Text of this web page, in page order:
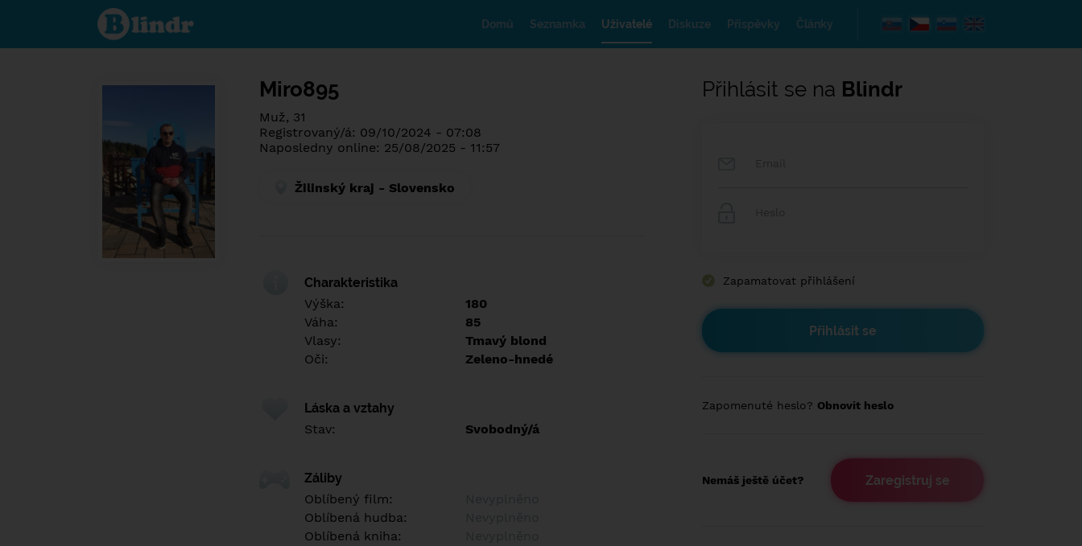
Poznej co je
pod maskou.
Seznamovací
Domů Seznamka Uživatelé Diskuze Příspěvky Články
Miro895
Muž, 31
Registrovaný/á: 09/10/2024 - 07:08
Naposledny online: 25/08/2025 - 11:57
Žilinský kraj - Slovensko
Charakteristika
Výška:
180
Váha:
85
Vlasy:
Tmavý blond
Oči:
Zeleno-hnedé
Láska a vztahy
Stav:
Svobodný/á
Záliby
Oblíbený film:
Oblíbená hudba:
Oblíbená kniha:
Přihlásit se na Blindr
Zapamatovat přihlášení
Zapomenuté heslo? Obnovit heslo
Nemáš ještě účet? Zaregistruj se